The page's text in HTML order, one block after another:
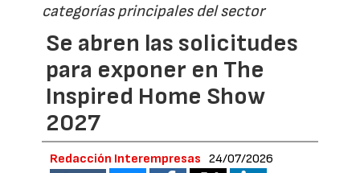
categorías principales del sector
Se abren las solicitudes
para exponer en The
Inspired Home Show
2027
Redacción Interempresas 24/07/2026